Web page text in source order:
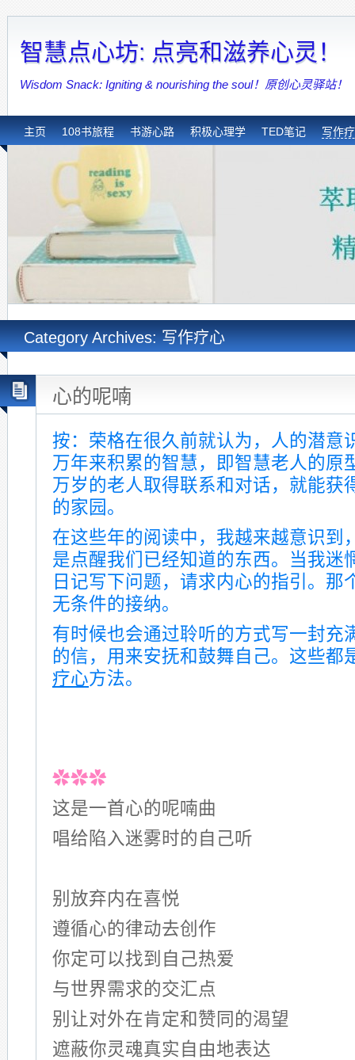
智慧点心坊: 点亮和滋养心灵！
Wisdom Snack: Igniting & nourishing the soul！原创心灵驿站！
主页 108书旅程 书游心路 积极心理学 TED笔记 写作
Category Archives: 写作疗心
心的呢喃
按：荣格在很久前就认为，人的潜意
万年来积累的智慧，即智慧老人的原
万岁的老人取得联系和对话，就能获
的家园。
在这些年的阅读中，我越来越意识到
是点醒我们已经知道的东西。当我迷
日记写下问题，请求内心的指引。那
无条件的接纳。
有时候也会通过聆听的方式写一封充
的信，用来安抚和鼓舞自己。这些都
疗心方法。
✿✿✿
这是一首心的呢喃曲
唱给陷入迷雾时的自己听
别放弃内在喜悦
遵循心的律动去创作
你定可以找到自己热爱
与世界需求的交汇点
别让对外在肯定和赞同的渴望
遮蔽你灵魂真实自由地表达